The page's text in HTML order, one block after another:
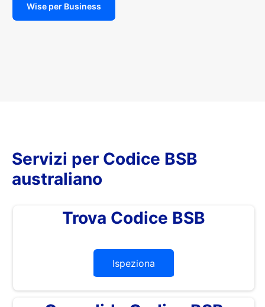
Wise per Business
Servizi per Codice BSB
australiano
Trova Codice BSB
Ispeziona